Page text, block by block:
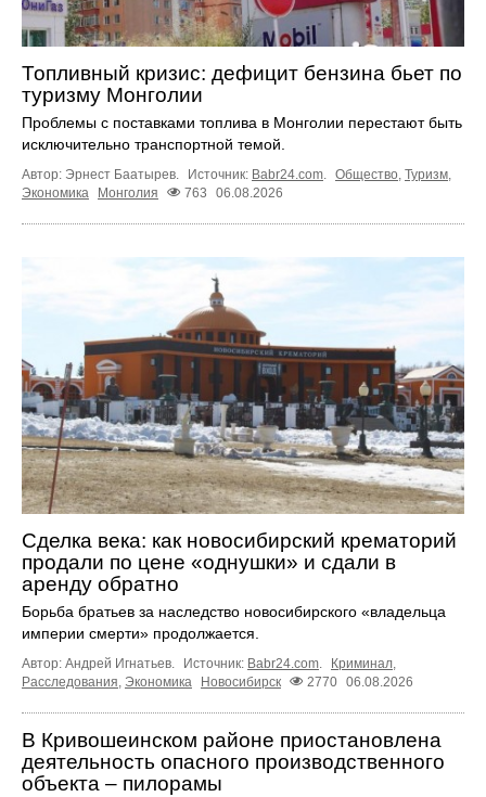
Топливный кризис: дефицит бензина бьет по
туризму Монголии
Проблемы с поставками топлива в Монголии перестают быть
исключительно транспортной темой.
Автор: Эрнест Баатырев. Источник: Babr24.com. Общество, Туризм,
Экономика
Монголия 763 06.08.2026
Сделка века: как новосибирский крематорий
продали по цене «однушки» и сдали в
аренду обратно
Борьба братьев за наследство новосибирского «владельца
империи смерти» продолжается.
Автор: Андрей Игнатьев. Источник: Babr24.com. Криминал,
Расследования, Экономика Новосибирск 2770 06.08.2026
В Кривошеинском районе приостановлена
деятельность опасного производственного
объекта – пилорамы